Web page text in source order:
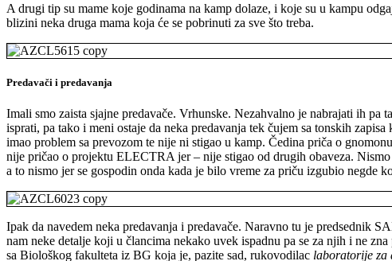
A drugi tip su mame koje godinama na kamp dolaze, i koje su u kampu
blizini neka druga mama koja će se pobrinuti za sve što treba.
Predavači i predavanja
Imali smo zaista sjajne predavače. Vrhunske. Nezahvalno je nabrajati ih
isprati, pa tako i meni ostaje da neka predavanja tek čujem sa tonskih
imao problem sa prevozom te nije ni stigao u kamp. Čedina priča o
nije pričao o projektu ELECTRA jer – nije stigao od drugih obaveza.
a to nismo jer se gospodin onda kada je bilo vreme za priču izgubio negde
Ipak da navedem neka predavanja i predavače. Naravno tu je predsednik
nam neke detalje koji u člancima nekako uvek ispadnu pa se za njih i ne zna
sa Biološkog fakulteta iz BG koja je, pazite sad, rukovodilac laboratorije za